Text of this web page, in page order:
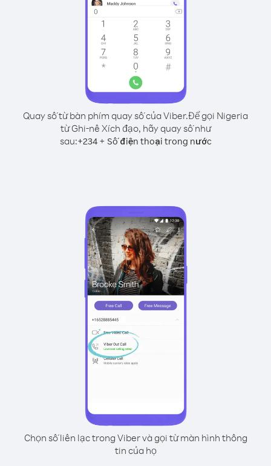
Quay số từ bàn phím quay số của Viber.Để gọi Nigeria
từ Ghi-nê Xích đạo, hãy quay số như
sau:+234+ Số điện thoại trong nước
Chọn số liên lạc trong Viber và gọi từ màn hình thông
tin của họ